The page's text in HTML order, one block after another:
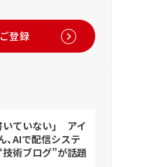
登録
いていない」 アイ
、AIで配信システ
術ブログ”が話題